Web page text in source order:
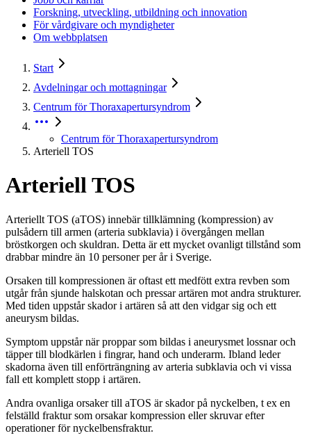
Forskning, utveckling, utbildning och innovation
För vårdgivare och myndigheter
Om webbplatsen
Start
Avdelningar och mottagningar
Centrum för Thoraxapertursyndrom
Centrum för Thoraxapertursyndrom
Arteriell TOS
Arteriell TOS
Arteriellt TOS (aTOS) innebär tillklämning (kompression) av
pulsådern till armen (arteria subklavia) i övergången mellan
bröstkorgen och skuldran. Detta är ett mycket ovanligt tillstånd som
drabbar mindre än 10 personer per år i Sverige.
Orsaken till kompressionen är oftast ett medfött extra revben som
utgår från sjunde halskotan och pressar artären mot andra strukturer.
Med tiden uppstår skador i artären så att den vidgar sig och ett
aneurysm bildas.
Symptom uppstår när proppar som bildas i aneurysmet lossnar och
täpper till blodkärlen i fingrar, hand och underarm. Ibland leder
skadorna även till enförträngning av arteria subklavia och vi vissa
fall ett komplett stopp i artären.
Andra ovanliga orsaker till aTOS är skador på nyckelben, t ex en
felställd fraktur som orsakar kompression eller skruvar efter
operationer för nyckelbensfraktur.